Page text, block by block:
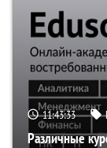
11:43:32
Различные